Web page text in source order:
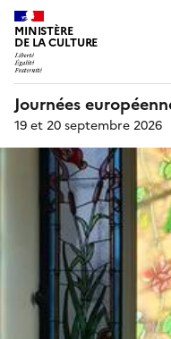
MINISTÈRE
DE LA CULTURE
Journées
19 et 20 septembre 2026